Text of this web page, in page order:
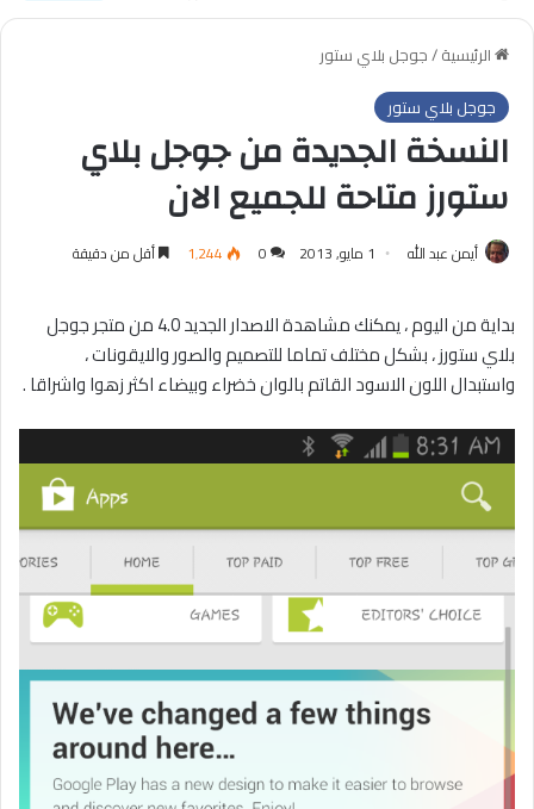
الرئيسية/جوجل بلاي ستور
جوجل بلاي ستور
النسخة الجديدة من جوجل بلاي
ستورز متاحة للجميع الان
أيمن عبد الله 1 مايو, 2013 0 1٬244 أقل من دقيقة
بداية من اليوم ، يمكنك مشاهدة الاصدار الجديد 4.0 من متجر جوجل
بلاي ستورز ، بشكل مختلف تماما للتصميم والصور والايقونات ،
واستبدال اللون الاسود القاتم بالوان خضراء وبيضاء اكثر زهوا واشراقا .